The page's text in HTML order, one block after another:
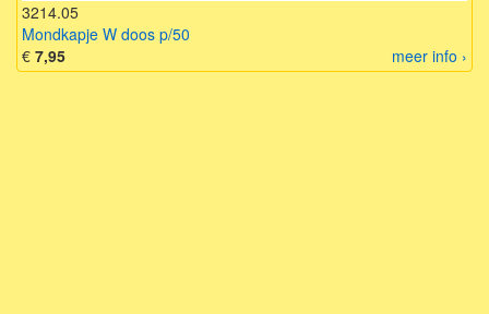
3214.05
Mondkapje W doos p/50
meer info ›
€ 7,95